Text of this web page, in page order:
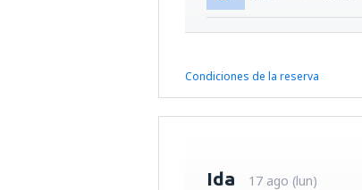
Condiciones de la reserva
Ida 17 ago (lun)